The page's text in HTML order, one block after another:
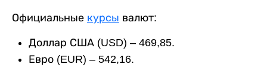
Официальные курсы валют:
Доллар США (USD) – 469,85.
Евро (EUR) – 542,16.